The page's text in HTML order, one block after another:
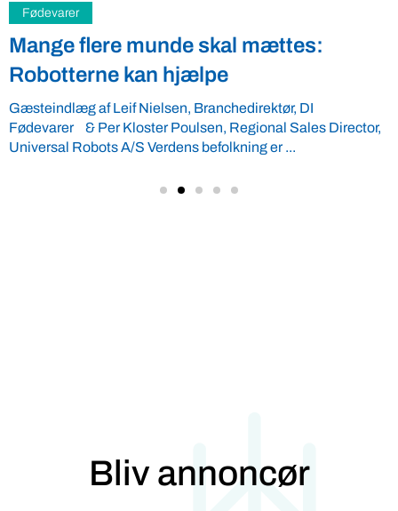
Fødevarer
Sørgelig mangel på udsyn
Formanden for Landbrug & Fødevarer Martin Merrild og den
i går en ...